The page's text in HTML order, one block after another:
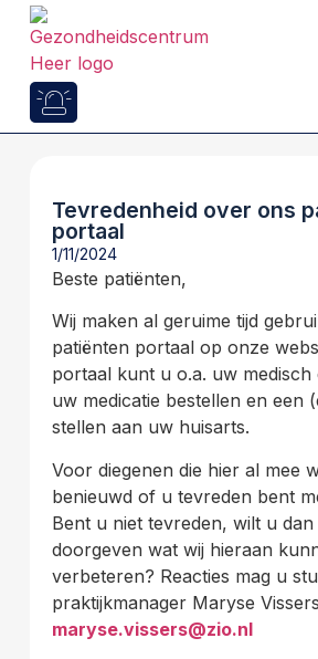
Tevredenheid over ons
portaal
1/11/2024
Beste patiënten,
Wij maken al geruime tijd
patiënten portaal op onze
portaal kunt u o.a. uw medisch
uw medicatie bestellen en een
stellen aan uw huisarts.
Voor diegenen die hier al mee
benieuwd of u tevreden bent
Bent u niet tevreden, wilt u dan
doorgeven wat wij hieraan
verbeteren? Reacties mag u
praktijkmanager Maryse
maryse.vissers@zio.nl